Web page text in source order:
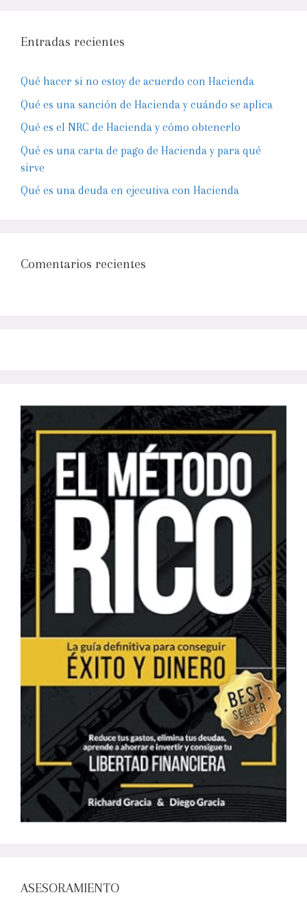
Entradas recientes
Qué hacer si no estoy de acuerdo con Hacienda
Qué es una sanción de Hacienda y cuándo se aplica
Qué es el NRC de Hacienda y cómo obtenerlo
Qué es una carta de pago de Hacienda y para qué
sirve
Qué es una deuda en ejecutiva con Hacienda
Comentarios recientes
ASESORAMIENTO